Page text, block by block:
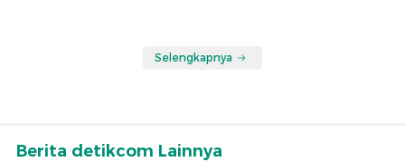
Selengkapnya
Berita detikcom Lainnya